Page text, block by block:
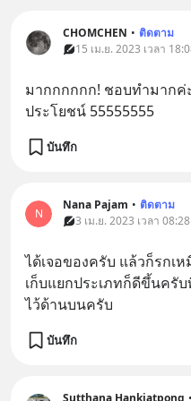
CHOMCHEN • ติดตาม
15 เม.ย. 2023 เวลา
มากกกกกก! ชอบทำมากค่
ประโยชน์ 55555555
บันทึก
N
Nana​ Pajam • ติดตาม
3 เม.ย. 2023 เวลา
ได้เจอของครับ​ แล้วก็รกเ
เก็บแยกประเภทก็ดีขึ้นครั
ไว้ด้านบนครับ
บันทึก
Sutthana Hankiatpong •